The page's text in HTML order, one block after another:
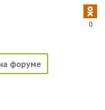
0
форуме